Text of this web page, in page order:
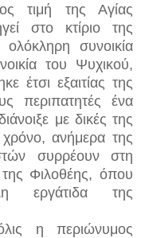
τιμή της Αγίας
στο κτίριο της
συνοικία
του Ψυχικού,
έτσι εξαιτίας της
περιπατητές ένα
με δικές της
ανήμερα της
συρρέουν στη
Φιλοθέης, όπου
εργάτιδα της
η περιώνυμος